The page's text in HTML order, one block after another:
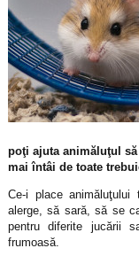
poţi ajuta animăluţul
mai întâi de toate
Ce-i place
alerge, să sară, să se
pentru diferite jucării
frumoasă.